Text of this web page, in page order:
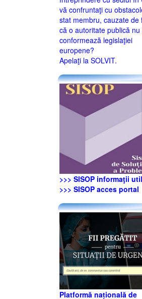
vă confruntaţi cu
stat membru, cauzate de
că o autoritate publică nu
conformează legislaţiei
europene?
Apelaţi la SOLVIT.
>>> SISOP informaţii
>>> SISOP acces portal
Platformă națională de